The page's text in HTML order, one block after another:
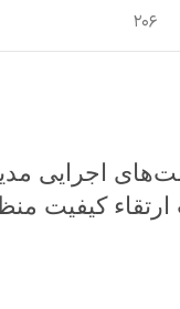
۲۰۶
اجرایی
کیفیت